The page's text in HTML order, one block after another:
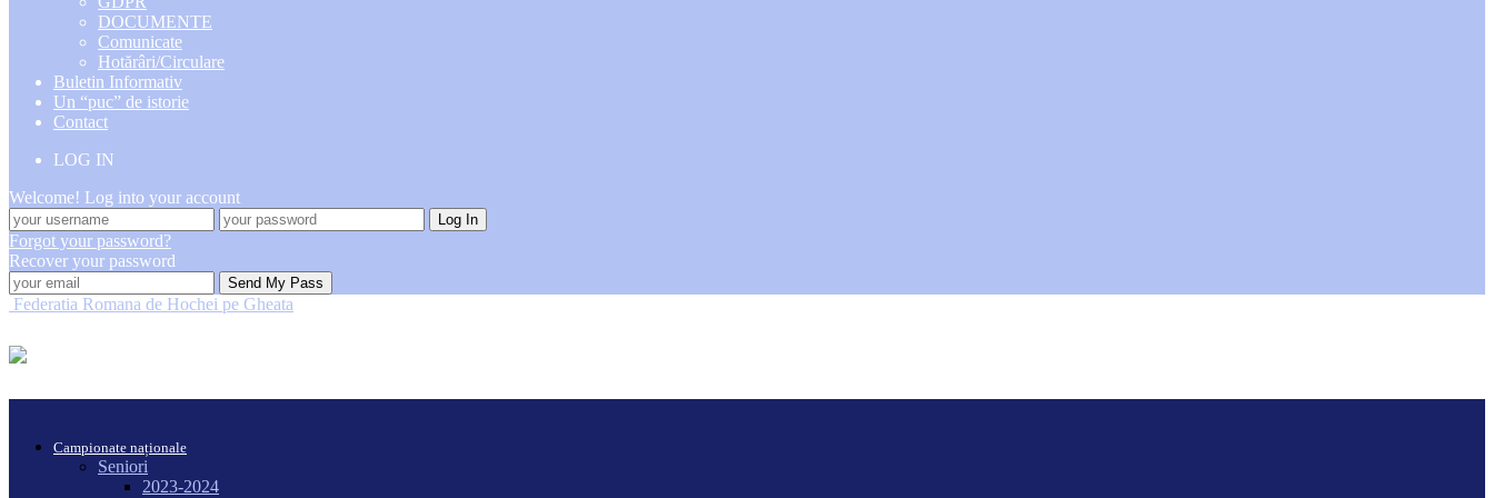
DOCUMENTE
Comunicate
Hotărâri/Circulare
Buletin Informativ
Un “puc” de istorie
Contact
LOG IN
Welcome! Log into your account
Forgot your password?
Recover your password
Federatia Romana de Hochei pe Gheata
Campionate naționale
Seniori
2023-2024